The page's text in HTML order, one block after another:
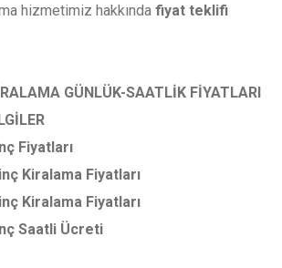
hizmetimiz hakkında fiyat teklifi
GÜNLÜK-SAATLİK FİYATLARI
Fiyatları
Kiralama Fiyatları
Kiralama Fiyatları
Saatli Ücreti